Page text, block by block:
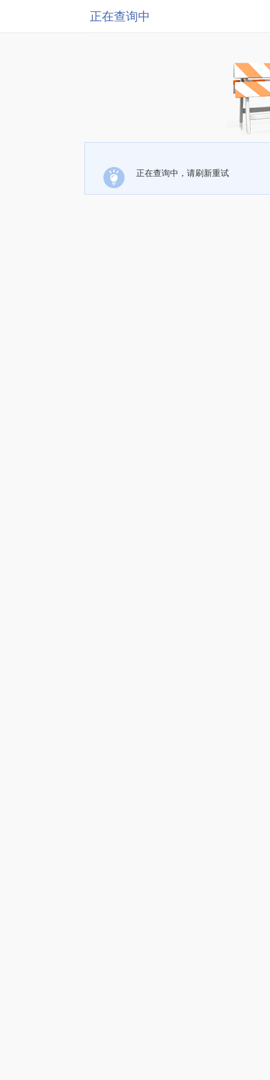
正在查询中
正在查询中，请刷新重试